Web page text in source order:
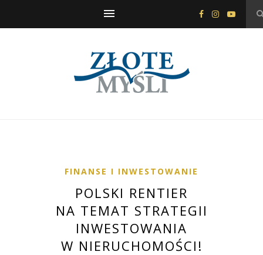
FINANSE I INWESTOWANIE
POLSKI RENTIER
NA TEMAT STRATEGII
INWESTOWANIA
W NIERUCHOMOŚCI!